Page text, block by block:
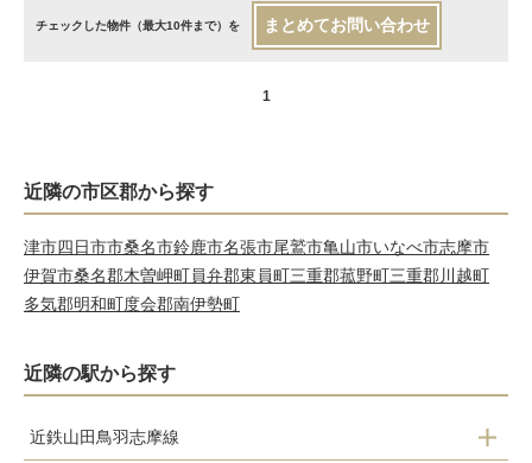
チェックした物件（最大10件まで）を まとめてお問い合わせ
1
近隣の市区郡から探す
津市四日市市桑名市鈴鹿市名張市尾鷲市亀山市いなべ市志摩市
伊賀市桑名郡木曽岬町員弁郡東員町三重郡菰野町三重郡川越町
多気郡明和町度会郡南伊勢町
近隣の駅から探す
近鉄山田鳥羽志摩線